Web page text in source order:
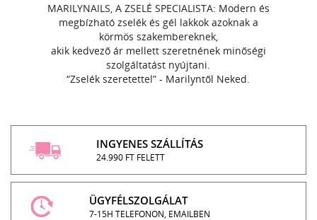
MARILYNAILS, A ZSELÉ SPECIALISTA: Modern és
megbízható zselék és gél lakkok azoknak a
körmös szakembereknek,
akik kedvező ár mellett szeretnének minőségi
szolgáltatást nyújtani.
“Zselék szeretettel” - Marilyntől Neked.
INGYENES SZÁLLÍTÁS
24.990 FT FELETT
ÜGYFÉLSZOLGÁLAT
7-15H TELEFONON, EMAILBEN